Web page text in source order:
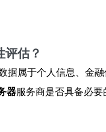
评估？
据属于个人信息、金
器服务商是否具备必